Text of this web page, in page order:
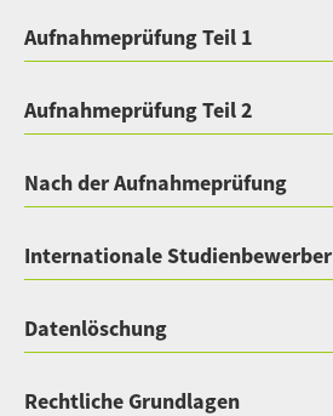
Aufnahmeprüfung Teil 1
Aufnahmeprüfung Teil 2
Nach der Aufnahmeprüfung
Internationale Studienbewerber
Datenlöschung
Rechtliche Grundlagen